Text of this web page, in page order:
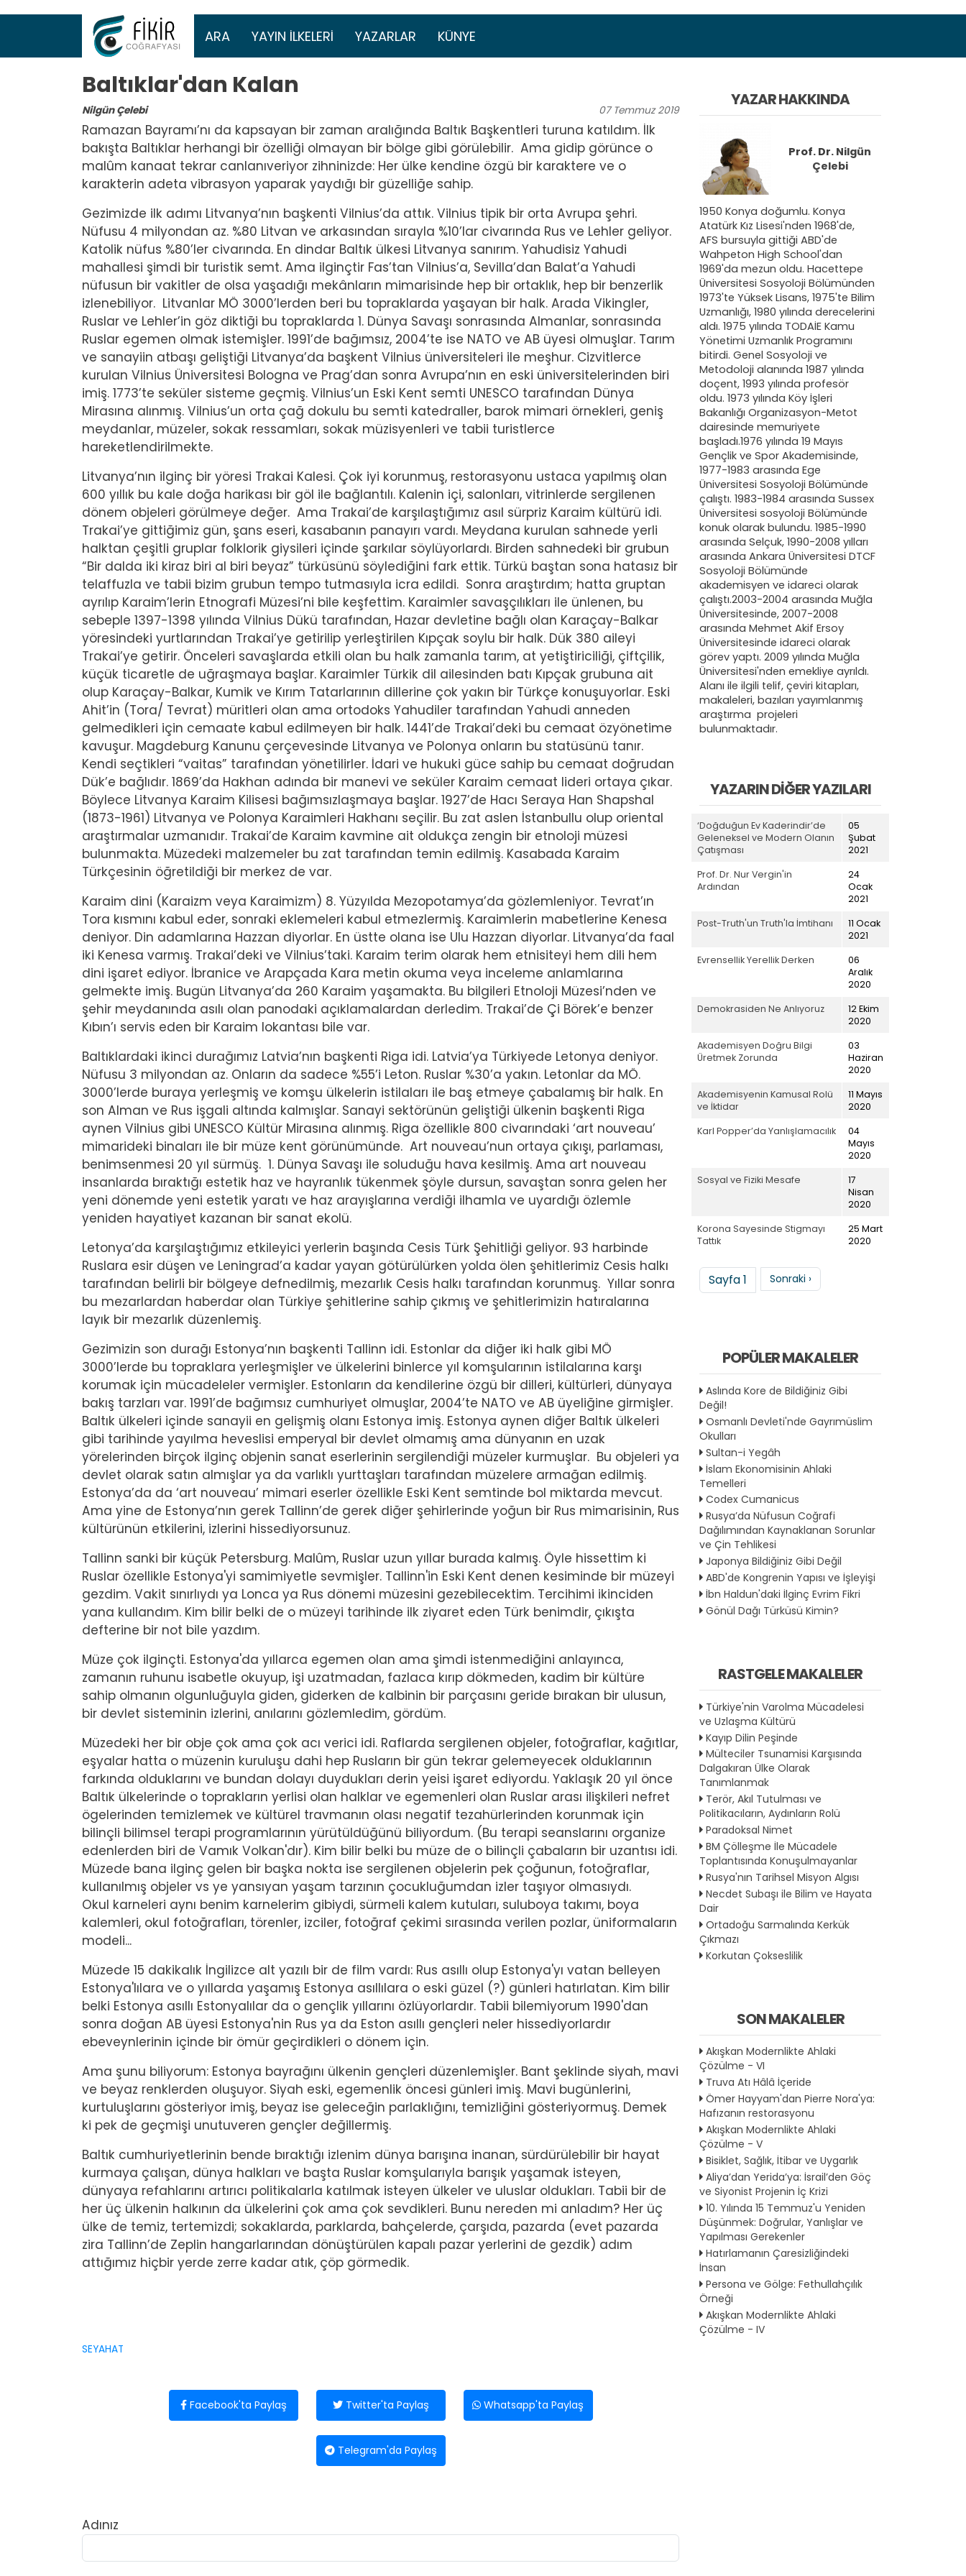
Ana gezinti menüsü
ARA YAYIN İLKELERI YAZARLAR KÜNYE
Baltıklar'dan Kalan
Nilgün Çelebi 07 Temmuz 2019
Ramazan Bayramı’nı da kapsayan bir zaman aralığında Baltık Başkentleri turuna katıldım. İlk
bakışta Baltıklar herhangi bir özelliği olmayan bir bölge gibi görülebilir. Ama gidip görünce o
malûm kanaat tekrar canlanıveriyor zihninizde: Her ülke kendine özgü bir karaktere ve o
karakterin adeta vibrasyon yaparak yaydığı bir güzelliğe sahip.
Gezimizde ilk adımı Litvanya’nın başkenti Vilnius’da attık. Vilnius tipik bir orta Avrupa şehri.
Nüfusu 4 milyondan az. %80 Litvan ve arkasından sırayla %10’lar civarında Rus ve Lehler geliyor.
Katolik nüfus %80’ler civarında. En dindar Baltık ülkesi Litvanya sanırım. Yahudisiz Yahudi
mahallesi şimdi bir turistik semt. Ama ilginçtir Fas’tan Vilnius’a, Sevilla’dan Balat’a Yahudi
nüfusun bir vakitler de olsa yaşadığı mekânların mimarisinde hep bir ortaklık, hep bir benzerlik
izlenebiliyor. Litvanlar MÖ 3000’lerden beri bu topraklarda yaşayan bir halk. Arada Vikingler,
Ruslar ve Lehler’in göz diktiği bu topraklarda 1. Dünya Savaşı sonrasında Almanlar, sonrasında
Ruslar egemen olmak istemişler. 1991’de bağımsız, 2004’te ise NATO ve AB üyesi olmuşlar. Tarım
ve sanayiin atbaşı geliştiği Litvanya’da başkent Vilnius üniversiteleri ile meşhur. Cizvitlerce
kurulan Vilnius Üniversitesi Bologna ve Prag’dan sonra Avrupa’nın en eski üniversitelerinden biri
imiş. 1773’te seküler sisteme geçmiş. Vilnius’un Eski Kent semti UNESCO tarafından Dünya
Mirasına alınmış. Vilnius’un orta çağ dokulu bu semti katedraller, barok mimari örnekleri, geniş
meydanlar, müzeler, sokak ressamları, sokak müzisyenleri ve tabii turistlerce
hareketlendirilmekte.
Litvanya’nın ilginç bir yöresi Trakai Kalesi. Çok iyi korunmuş, restorasyonu ustaca yapılmış olan
600 yıllık bu kale doğa harikası bir göl ile bağlantılı. Kalenin içi, salonları, vitrinlerde sergilenen
dönem objeleri görülmeye değer. Ama Trakai’de karşılaştığımız asıl sürpriz Karaim kültürü idi.
Trakai’ye gittiğimiz gün, şans eseri, kasabanın panayırı vardı. Meydana kurulan sahnede yerli
halktan çeşitli gruplar folklorik giysileri içinde şarkılar söylüyorlardı. Birden sahnedeki bir grubun
“Bir dalda iki kiraz biri al biri beyaz” türküsünü söylediğini fark ettik. Türkü baştan sona hatasız bir
telaffuzla ve tabii bizim grubun tempo tutmasıyla icra edildi. Sonra araştırdım; hatta gruptan
ayrılıp Karaim’lerin Etnografi Müzesi’ni bile keşfettim. Karaimler savaşçılıkları ile ünlenen, bu
sebeple 1397-1398 yılında Vilnius Dükü tarafından, Hazar devletine bağlı olan Karaçay-Balkar
yöresindeki yurtlarından Trakai’ye getirilip yerleştirilen Kıpçak soylu bir halk. Dük 380 aileyi
Trakai’ye getirir. Önceleri savaşlarda etkili olan bu halk zamanla tarım, at yetiştiriciliği, çiftçilik,
küçük ticaretle de uğraşmaya başlar. Karaimler Türkik dil ailesinden batı Kıpçak grubuna ait
olup Karaçay-Balkar, Kumik ve Kırım Tatarlarının dillerine çok yakın bir Türkçe konuşuyorlar. Eski
Ahit’in (Tora/ Tevrat) müritleri olan ama ortodoks Yahudiler tarafından Yahudi anneden
gelmedikleri için cemaate kabul edilmeyen bir halk. 1441’de Trakai’deki bu cemaat özyönetime
kavuşur. Magdeburg Kanunu çerçevesinde Litvanya ve Polonya onların bu statüsünü tanır.
Kendi seçtikleri “vaitas” tarafından yönetilirler. İdari ve hukuki güce sahip bu cemaat doğrudan
Dük’e bağlıdır. 1869’da Hakhan adında bir manevi ve seküler Karaim cemaat lideri ortaya çıkar.
Böylece Litvanya Karaim Kilisesi bağımsızlaşmaya başlar. 1927’de Hacı Seraya Han Shapshal
(1873-1961) Litvanya ve Polonya Karaimleri Hakhanı seçilir. Bu zat aslen İstanbullu olup oriental
araştırmalar uzmanıdır. Trakai’de Karaim kavmine ait oldukça zengin bir etnoloji müzesi
bulunmakta. Müzedeki malzemeler bu zat tarafından temin edilmiş. Kasabada Karaim
Türkçesinin öğretildiği bir merkez de var.
Karaim dini (Karaizm veya Karaimizm) 8. Yüzyılda Mezopotamya’da gözlemleniyor. Tevrat’ın
Tora kısmını kabul eder, sonraki eklemeleri kabul etmezlermiş. Karaimlerin mabetlerine Kenesa
deniyor. Din adamlarına Hazzan diyorlar. En üstte olana ise Ulu Hazzan diyorlar. Litvanya’da faal
iki Kenesa varmış. Trakai’deki ve Vilnius’taki. Karaim terim olarak hem etnisiteyi hem dili hem
dini işaret ediyor. İbranice ve Arapçada Kara metin okuma veya inceleme anlamlarına
gelmekte imiş. Bugün Litvanya’da 260 Karaim yaşamakta. Bu bilgileri Etnoloji Müzesi’nden ve
şehir meydanında asılı olan panodaki açıklamalardan derledim. Trakai’de Çi Börek’e benzer
Kıbın’ı servis eden bir Karaim lokantası bile var.
Baltıklardaki ikinci durağımız Latvia’nın başkenti Riga idi. Latvia’ya Türkiyede Letonya deniyor.
Nüfusu 3 milyondan az. Onların da sadece %55’i Leton. Ruslar %30’a yakın. Letonlar da MÖ.
3000’lerde buraya yerleşmiş ve komşu ülkelerin istilaları ile baş etmeye çabalamış bir halk. En
son Alman ve Rus işgali altında kalmışlar. Sanayi sektörünün geliştiği ülkenin başkenti Riga
aynen Vilnius gibi UNESCO Kültür Mirasına alınmış. Riga özellikle 800 civarındaki ‘art nouveau’
mimarideki binaları ile bir müze kent görünümünde. Art nouveau’nun ortaya çıkışı, parlaması,
benimsenmesi 20 yıl sürmüş. 1. Dünya Savaşı ile soluduğu hava kesilmiş. Ama art nouveau
insanlarda bıraktığı estetik haz ve hayranlık tükenmek şöyle dursun, savaştan sonra gelen her
yeni dönemde yeni estetik yaratı ve haz arayışlarına verdiği ilhamla ve uyardığı özlemle
yeniden hayatiyet kazanan bir sanat ekolü.
Letonya’da karşılaştığımız etkileyici yerlerin başında Cesis Türk Şehitliği geliyor. 93 harbinde
Ruslara esir düşen ve Leningrad’a kadar yayan götürülürken yolda ölen şehitlerimiz Cesis halkı
tarafından belirli bir bölgeye defnedilmiş, mezarlık Cesis halkı tarafından korunmuş. Yıllar sonra
bu mezarlardan haberdar olan Türkiye şehitlerine sahip çıkmış ve şehitlerimizin hatıralarına
layık bir mezarlık düzenlemiş.
Gezimizin son durağı Estonya’nın başkenti Tallinn idi. Estonlar da diğer iki halk gibi MÖ
3000’lerde bu topraklara yerleşmişler ve ülkelerini binlerce yıl komşularının istilalarına karşı
korumak için mücadeleler vermişler. Estonların da kendilerine özgü bir dilleri, kültürleri, dünyaya
bakış tarzları var. 1991’de bağımsız cumhuriyet olmuşlar, 2004’te NATO ve AB üyeliğine girmişler.
Baltık ülkeleri içinde sanayii en gelişmiş olanı Estonya imiş. Estonya aynen diğer Baltık ülkeleri
gibi tarihinde yayılma heveslisi emperyal bir devlet olmamış ama dünyanın en uzak
yörelerinden birçok ilginç objenin sanat eserlerinin sergilendiği müzeler kurmuşlar. Bu objeleri ya
devlet olarak satın almışlar ya da varlıklı yurttaşları tarafından müzelere armağan edilmiş.
Estonya’da da ‘art nouveau’ mimari eserler özellikle Eski Kent semtinde bol miktarda mevcut.
Ama yine de Estonya’nın gerek Tallinn’de gerek diğer şehirlerinde yoğun bir Rus mimarisinin, Rus
kültürünün etkilerini, izlerini hissediyorsunuz.
Tallinn sanki bir küçük Petersburg. Malûm, Ruslar uzun yıllar burada kalmış. Öyle hissettim ki
Ruslar özellikle Estonya'yi samimiyetle sevmişler. Tallinn'in Eski Kent denen kesiminde bir müzeyi
gezdim. Vakit sınırlıydı ya Lonca ya Rus dönemi müzesini gezebilecektim. Tercihimi ikinciden
yana kullandım. Kim bilir belki de o müzeyi tarihinde ilk ziyaret eden Türk benimdir, çıkışta
defterine bir not bile yazdım.
Müze çok ilginçti. Estonya'da yıllarca egemen olan ama şimdi istenmediğini anlayınca,
zamanın ruhunu isabetle okuyup, işi uzatmadan, fazlaca kırıp dökmeden, kadim bir kültüre
sahip olmanın olgunluğuyla giden, giderken de kalbinin bir parçasını geride bırakan bir ulusun,
bir devlet sisteminin izlerini, anılarını gözlemledim, gördüm.
Müzedeki her bir obje çok ama çok acı verici idi. Raflarda sergilenen objeler, fotoğraflar, kağıtlar,
eşyalar hatta o müzenin kuruluşu dahi hep Rusların bir gün tekrar gelemeyecek olduklarının
farkında olduklarını ve bundan dolayı duydukları derin yeisi işaret ediyordu. Yaklaşık 20 yıl önce
Baltık ülkelerinde o toprakların yerlisi olan halklar ve egemenleri olan Ruslar arası ilişkileri nefret
ögelerinden temizlemek ve kültürel travmanın olası negatif tezahürlerinden korunmak için
bilinçli bilimsel terapi programlarının yürütüldüğünü biliyordum. (Bu terapi seanslarını organize
edenlerden biri de Vamık Volkan'dır). Kim bilir belki bu müze de o bilinçli çabaların bir uzantısı idi.
Müzede bana ilginç gelen bir başka nokta ise sergilenen objelerin pek çoğunun, fotoğraflar,
kullanılmış objeler vs ye yansıyan yaşam tarzının çocukluğumdan izler taşıyor olmasıydı.
Okul karneleri aynı benim karnelerim gibiydi, sürmeli kalem kutuları, suluboya takımı, boya
kalemleri, okul fotoğrafları, törenler, izciler, fotoğraf çekimi sırasında verilen pozlar, üniformaların
modeli...
Müzede 15 dakikalık İngilizce alt yazılı bir de film vardı: Rus asıllı olup Estonya'yı vatan belleyen
Estonya'lılara ve o yıllarda yaşamış Estonya asıllılara o eski güzel (?) günleri hatırlatan. Kim bilir
belki Estonya asıllı Estonyalılar da o gençlik yıllarını özlüyorlardır. Tabii bilemiyorum 1990'dan
sonra doğan AB üyesi Estonya'nin Rus ya da Eston asıllı gençleri neler hissediyorlardır
ebeveynlerinin içinde bir ömür geçirdikleri o dönem için.
Ama şunu biliyorum: Estonya bayrağını ülkenin gençleri düzenlemişler. Bant şeklinde siyah, mavi
ve beyaz renklerden oluşuyor. Siyah eski, egemenlik öncesi günleri imiş. Mavi bugünlerini,
kurtuluşlarını gösteriyor imiş, beyaz ise geleceğin parlaklığını, temizliğini gösteriyormuş. Demek
ki pek de geçmişi unutuveren gençler değillermiş.
Baltık cumhuriyetlerinin bende bıraktığı izlenim dünya barışına inanan, sürdürülebilir bir hayat
kurmaya çalışan, dünya halkları ve başta Ruslar komşularıyla barışık yaşamak isteyen,
dünyaya refahlarını artırıcı politikalarla katılmak isteyen ülkeler ve uluslar oldukları. Tabii bir de
her üç ülkenin halkının da ülkelerini çok ama çok sevdikleri. Bunu nereden mi anladım? Her üç
ülke de temiz, tertemizdi; sokaklarda, parklarda, bahçelerde, çarşıda, pazarda (evet pazarda
zira Tallinn’de Zeplin hangarlarından dönüştürülen kapalı pazar yerlerini de gezdik) adım
attığımız hiçbir yerde zerre kadar atık, çöp görmedik.
SEYAHAT
Facebook'ta Paylaş Twitter'ta Paylaş Whatsapp'ta Paylaş
Telegram'da Paylaş
Adınız
YAZAR HAKKINDA
Prof. Dr. Nilgün
Çelebi
1950 Konya doğumlu. Konya
Atatürk Kız Lisesi'nden 1968'de,
AFS bursuyla gittiği ABD'de
Wahpeton High School'dan
1969'da mezun oldu. Hacettepe
Üniversitesi Sosyoloji Bölümünden
1973'te Yüksek Lisans, 1975'te Bilim
Uzmanlığı, 1980 yılında derecelerini
aldı. 1975 yılında TODAİE Kamu
Yönetimi Uzmanlık Programını
bitirdi. Genel Sosyoloji ve
Metodoloji alanında 1987 yılında
doçent, 1993 yılında profesör
oldu. 1973 yılında Köy İşleri
Bakanlığı Organizasyon-Metot
dairesinde memuriyete
başladı.1976 yılında 19 Mayıs
Gençlik ve Spor Akademisinde,
1977-1983 arasında Ege
Üniversitesi Sosyoloji Bölümünde
çalıştı. 1983-1984 arasında Sussex
Üniversitesi sosyoloji Bölümünde
konuk olarak bulundu. 1985-1990
arasında Selçuk, 1990-2008 yılları
arasında Ankara Üniversitesi DTCF
Sosyoloji Bölümünde
akademisyen ve idareci olarak
çalıştı.2003-2004 arasında Muğla
Üniversitesinde, 2007-2008
arasında Mehmet Akif Ersoy
Üniversitesinde idareci olarak
görev yaptı. 2009 yılında Muğla
Üniversitesi'nden emekliye ayrıldı.
Alanı ile ilgili telif, çeviri kitapları,
makaleleri, bazıları yayımlanmış
araştırma projeleri
bulunmaktadır.
YAZARIN DIĞER YAZILARI
‘Doğduğun Ev Kaderindir’de
Geleneksel ve Modern Olanın
Çatışması
05
Şubat
2021
Prof. Dr. Nur Vergin'in
Ardından
24
Ocak
2021
Post-Truth'un Truth'la İmtihanı
11 Ocak
2021
Evrensellik Yerellik Derken
06
Aralık
2020
Demokrasiden Ne Anlıyoruz
12 Ekim
2020
Akademisyen Doğru Bilgi
Üretmek Zorunda
03
Haziran
2020
Akademisyenin Kamusal Rolü
ve İktidar
11 Mayıs
2020
Karl Popper’da Yanlışlamacılık
04
Mayıs
2020
Sosyal ve Fiziki Mesafe
17
Nisan
2020
Korona Sayesinde Stigmayı
Tattık
25 Mart
2020
Sayfalama
Sayfa 1 Sonraki sayfa
Sonraki ›
POPÜLER MAKALELER
Aslında Kore de Bildiğiniz Gibi
Değil!
Osmanlı Devleti'nde Gayrımüslim
Okulları
Sultan-i Yegâh
İslam Ekonomisinin Ahlaki
Temelleri
Codex Cumanicus
Rusya’da Nüfusun Coğrafi
Dağılımından Kaynaklanan Sorunlar
ve Çin Tehlikesi
Japonya Bildiğiniz Gibi Değil
ABD'de Kongrenin Yapısı ve İşleyişi
İbn Haldun'daki İlginç Evrim Fikri
Gönül Dağı Türküsü Kimin?
RASTGELE MAKALELER
Türkiye'nin Varolma Mücadelesi
ve Uzlaşma Kültürü
Kayıp Dilin Peşinde
Mülteciler Tsunamisi Karşısında
Dalgakıran Ülke Olarak
Tanımlanmak
Terör, Akıl Tutulması ve
Politikacıların, Aydınların Rolü
Paradoksal Nimet
BM Çölleşme İle Mücadele
Toplantısında Konuşulmayanlar
Rusya'nın Tarihsel Misyon Algısı
Necdet Subaşı ile Bilim ve Hayata
Dair
Ortadoğu Sarmalında Kerkük
Çıkmazı
Korkutan Çokseslilik
SON MAKALELER
Akışkan Modernlikte Ahlaki
Çözülme - VI
Truva Atı Hâlâ İçeride
Ömer Hayyam'dan Pierre Nora'ya:
Hafızanın restorasyonu
Akışkan Modernlikte Ahlaki
Çözülme - V
Bisiklet, Sağlık, İtibar ve Uygarlık
Aliya’dan Yerida’ya: İsrail’den Göç
ve Siyonist Projenin İç Krizi
10. Yılında 15 Temmuz'u Yeniden
Düşünmek: Doğrular, Yanlışlar ve
Yapılması Gerekenler
Hatırlamanın Çaresizliğindeki
İnsan
Persona ve Gölge: Fethullahçılık
Örneği
Akışkan Modernlikte Ahlaki
Çözülme - IV